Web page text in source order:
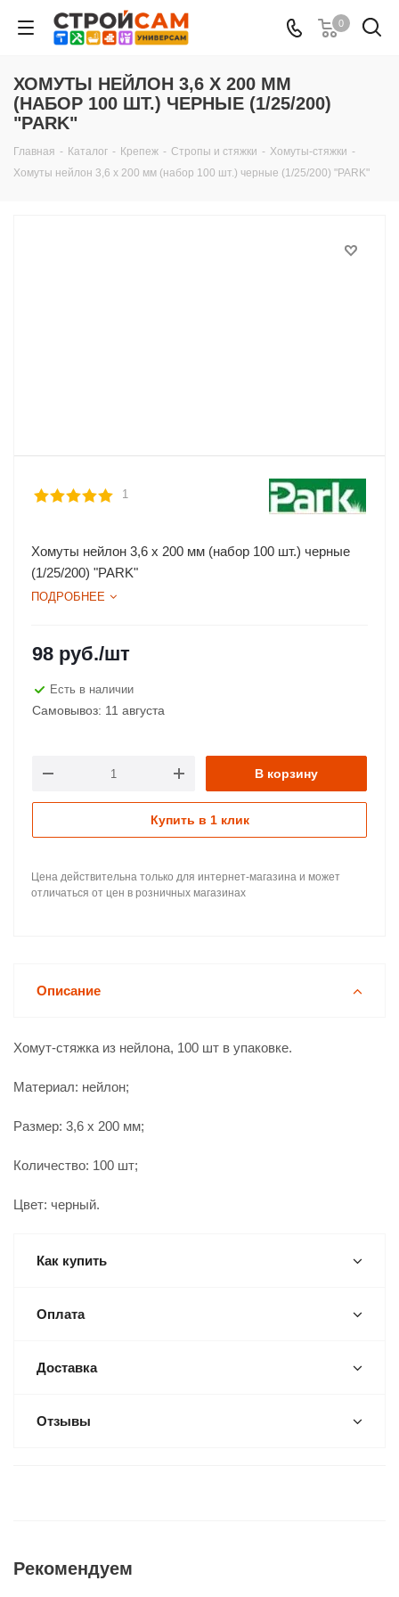
0
ХОМУТЫ НЕЙЛОН 3,6 Х 200 ММ
(НАБОР 100 ШТ.) ЧЕРНЫЕ (1/25/200)
"PARK"
Главная - Каталог - Крепеж - Стропы и стяжки - Хомуты-стяжки -
Хомуты нейлон 3,6 х 200 мм (набор 100 шт.) черные (1/25/200) "PARK"
1
Хомуты нейлон 3,6 х 200 мм (набор 100 шт.) черные
(1/25/200) "PARK"
ПОДРОБНЕЕ
98 руб./шт
Есть в наличии
Самовывоз: 11 августа
В корзину
Купить в 1 клик
Цена действительна только для интернет-магазина и может
отличаться от цен в розничных магазинах
Описание
Хомут-стяжка из нейлона, 100 шт в упаковке.
Материал: нейлон;
Размер: 3,6 x 200 мм;
Количество: 100 шт;
Цвет: черный.
Как купить
Оплата
Доставка
Отзывы
Рекомендуем